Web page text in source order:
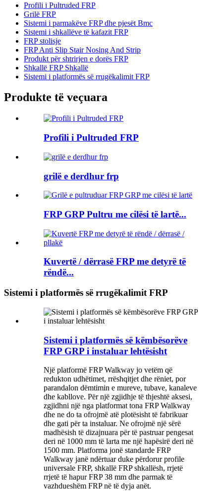
Profili i Pultruded FRP
Grilë FRP
Sistemi i parmakëve FRP dhe pjesët Bmc
Sistemi i shkallëve të kafazit FRP
FRP stolisje
FRP Anti Slip Stair Nosing And Strip
Produkt për shtrirjen e dorës FRP
Shkallë FRP Shkallë
Sistemi i platformës së rrugëkalimit FRP
Produkte të veçuara
Profili i Pultruded FRP
grilë e derdhur frp
FRP GRP Pultru me cilësi të lartë...
Kuvertë / dërrasë FRP me detyrë të
rëndë...
Sistemi i platformës së rrugëkalimit FRP
Sistemi i platformës së këmbësorëve
FRP GRP i instaluar lehtësisht
Një platformë FRP Walkway jo vetëm që
redukton udhëtimet, rrëshqitjet dhe rëniet, por
parandalon dëmtimin e mureve, tubave, kanaleve
dhe kabllove. Për një zgjidhje të thjeshtë aksesi,
zgjidhni një nga platformat tona FRP Walkway
dhe ne do ta ofrojmë atë plotësisht të fabrikuar
dhe gati për ta instaluar. Ne ofrojmë një sërë
madhësish të dizajnuara për të pastruar pengesat
deri në 1000 mm të larta me një hapësirë ​​deri në
1500 mm. Platforma jonë standarde FRP
Walkway janë ndërtuar duke përdorur profile
universale FRP, shkallë FRP shkallësh, rrjetë
rrjetë të hapur FRP 38 mm dhe parmak të
vazhdueshëm FRP në të dyja anët.